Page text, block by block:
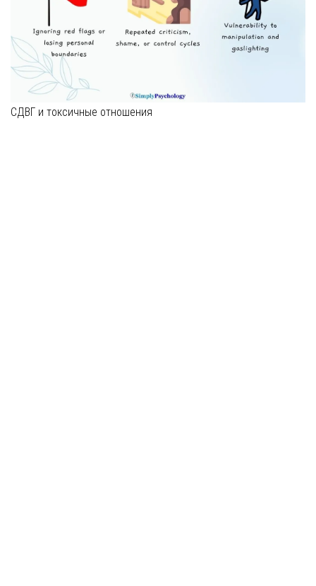
СДВГ и токсичные отношения